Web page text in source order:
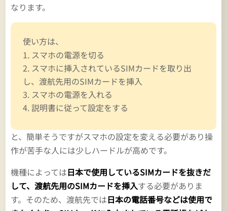
なります。
使い方は、
スマホの電源を切る
スマホに挿入されているSIMカードを取り出
し、渡航先用のSIMカードを挿入
スマホの電源を入れる
説明書に従って設定をする
と、簡単そうですがスマホの設定を変える必要があり操
作が苦手な人には少しハードルが高めです。
機種によっては日本で使用しているSIMカードを抜きだ
して、渡航先用のSIMカードを挿入する必要がありま
す。そのため、渡航先では日本の電話番号などは使用で